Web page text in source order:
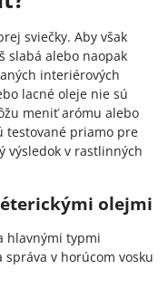
sviečky. Aby však
slabá alebo naopak
interiérových
lacné oleje nie sú
meniť arómu alebo
testované priamo pre
výsledok v rastlinných
olejmi
hlavnými typmi
v horúcom vosku